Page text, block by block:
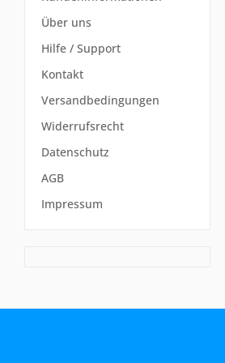
Über uns
Hilfe / Support
Kontakt
Versandbedingungen
Widerrufsrecht
Datenschutz
AGB
Impressum